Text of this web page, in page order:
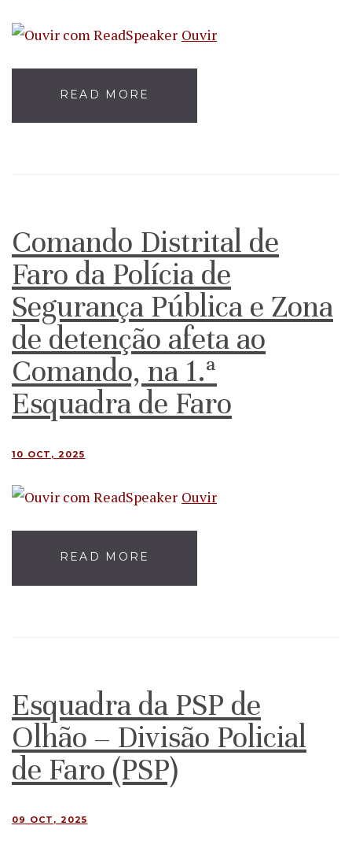
Ouvir
READ MORE
Comando Distrital de
Faro da Polícia de
Segurança Pública e Zona
de detenção afeta ao
Comando, na 1.ª
Esquadra de Faro
10 OCT, 2025
Ouvir
READ MORE
Esquadra da PSP de
Olhão – Divisão Policial
de Faro (PSP)
09 OCT, 2025